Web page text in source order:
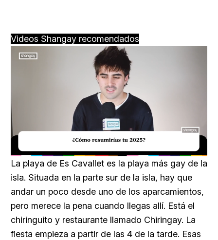
Videos Shangay recomendados
Unmute Loaded:
32.20%
La playa de Es Cavallet es la playa más gay de la
isla. Situada en la parte sur de la isla, hay que
andar un poco desde uno de los aparcamientos,
pero merece la pena cuando llegas allí. Está el
chiringuito y restaurante llamado Chiringay. La
fiesta empieza a partir de las 4 de la tarde. Esas